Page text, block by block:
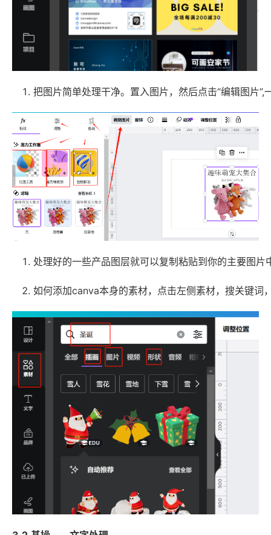
把图片简单处理干净。置入图片，然后点击“编辑图片
处理好的一些产品图层就可以复制粘贴到你的主要图片
如何添加canva本身的素材，点击左侧素材，搜关键词